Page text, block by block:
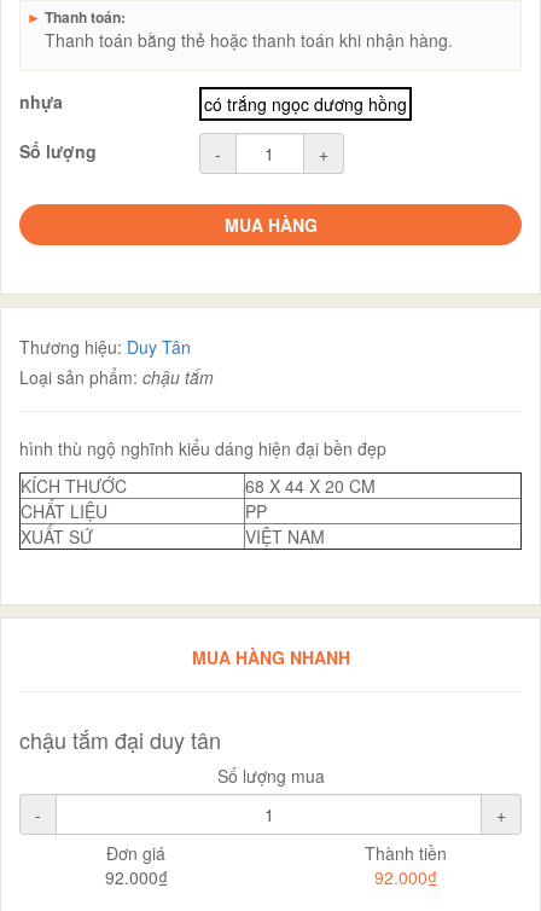
► Thanh toán:
Thanh toán bằng thẻ hoặc thanh toán khi nhận hàng.
nhựa
có trắng ngọc dương hồng
Số lượng
- +
MUA HÀNG
Thương hiệu: Duy Tân
Loại sản phẩm: chậu tắm
hình thù ngộ nghĩnh kiểu dáng hiện đại bền đẹp
KÍCH THƯỚC
68 X 44 X 20 CM
CHẤT LIỆU
PP
XUẤT SỨ
VIỆT NAM
MUA HÀNG NHANH
chậu tắm đại duy tân
Số lượng mua
-
+
Đơn giá
92.000₫
Thành tiền
92.000₫